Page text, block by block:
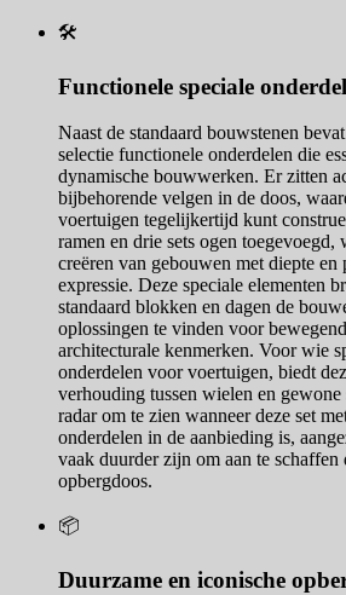
🛠️
Functionele speciale
Naast de standaard bouwstenen
selectie functionele onderdelen die
dynamische bouwwerken. Er zitten
bijbehorende velgen in de doos,
voertuigen tegelijkertijd kunt
ramen en drie sets ogen
creëren van gebouwen met diepte en
expressie. Deze speciale elementen
standaard blokken en dagen de
oplossingen te vinden voor
architecturale kenmerken. Voor wie
onderdelen voor voertuigen, biedt
verhouding tussen wielen en
radar om te zien wanneer deze set
onderdelen in de aanbieding is,
vaak duurder zijn om aan te schaffen
opbergdoos.
📦
Duurzame en iconische